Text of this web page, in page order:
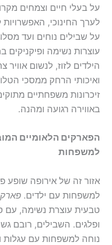
בעלי חיים וצמחים מקרוב,
החינוכי, האפשרויות
נוחים ועד מסלולי
נשימה ופיקניקים
לזוז, לנשום אוויר צח,
הרחק ממסכי הטלוויזיה
משפחתיים מתוקים
רגועה ומהנה.
הלאומיים
זה של אירופה שופע
עם ילדים.פארק
השבילים, רובם
למשפחות עם עגלות ואף